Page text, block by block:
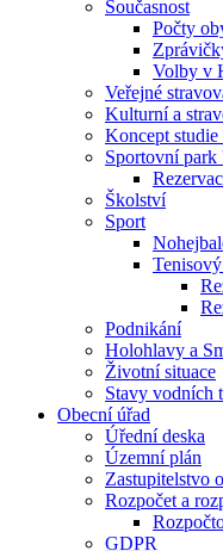
Současnost
Počty
Volby v
Veřejné
Kulturní a
Koncept
Sportovní park
Školství
Sport
Podnikání
Holohlavy a
Životní situace
Stavy vodních
Obecní úřad
Úřední deska
Územní plán
Zastupitelstvo
Rozpočet a
GDPR